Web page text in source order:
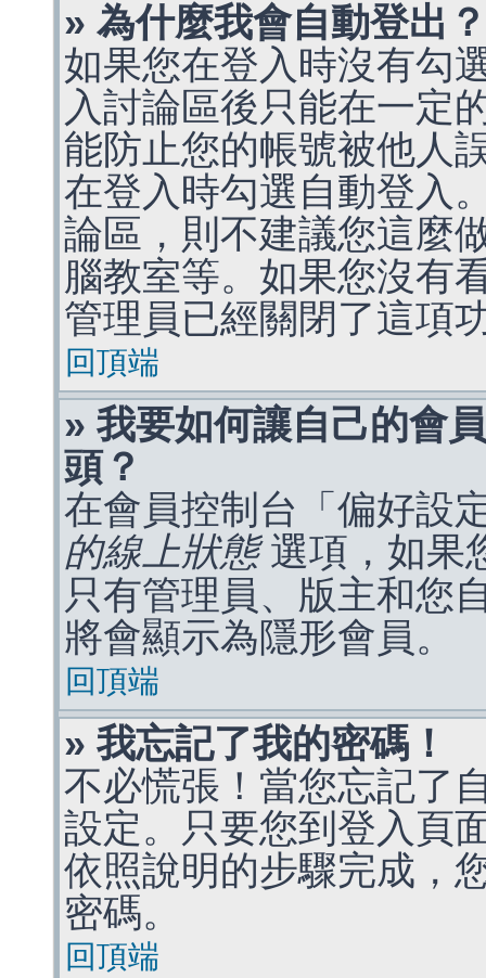
» 為什麼我會自動登出？
如果您在登入時沒有勾
入討論區後只能在一定
能防止您的帳號被他人
在登入時勾選自動登入
論區，則不建議您這麼
腦教室等。如果您沒有
管理員已經關閉了這項
回頂端
» 我要如何讓自己的會
頭？
在會員控制台「偏好設
的線上狀態選項，如果
只有管理員、版主和您
將會顯示為隱形會員。
回頂端
» 我忘記了我的密碼！
不必慌張！當您忘記了
設定。只要您到登入頁
依照說明的步驟完成，
密碼。
回頂端